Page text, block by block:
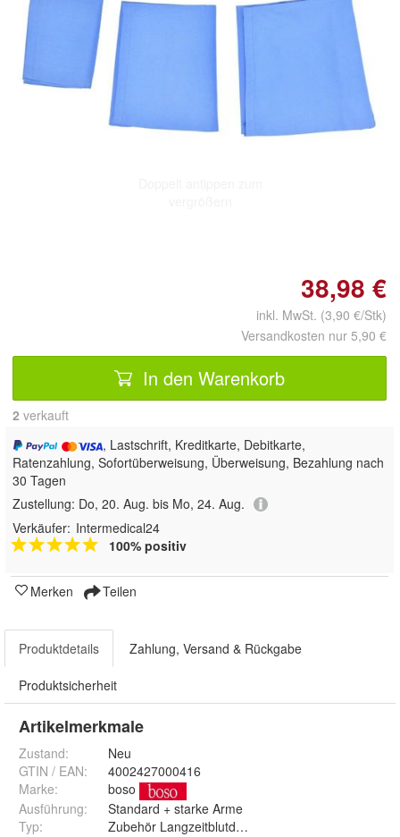
38,98 €
inkl. MwSt. (3,90 €/Stk)
Versandkosten nur 5,90 €
In den Warenkorb
2 verkauft
, Lastschrift, Kreditkarte, Debitkarte,
Ratenzahlung, Sofortüberweisung, Überweisung, Bezahlung nach
30 Tagen
Zustellung: Do, 20. Aug. bis Mo, 24. Aug.
Verkäufer: Intermedical24
100% positiv
Merken Teilen
Produktdetails Zahlung, Versand & Rückgabe
Produktsicherheit
Artikelmerkmale
Zustand:
Neu
GTIN / EAN:
4002427000416
Marke:
boso
Ausführung:
Standard + starke Arme
Typ: Zubehör Langzeitblutdruckmessgerät